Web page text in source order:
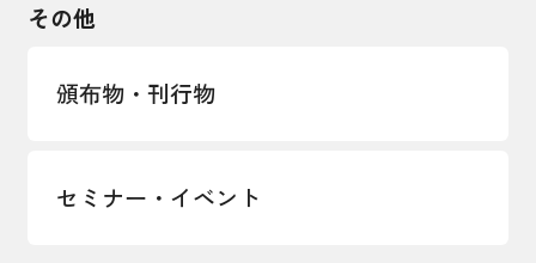
経営者保証に関するガイドライン
国土強靭化・社会基盤整備・震災復興
LOBO調査
その他
頒布物・刊行物
セミナー・イベント